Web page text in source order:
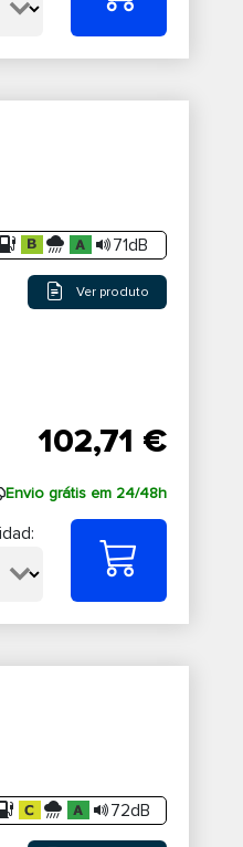
71dB
Ver produto
102,71 €
Envio grátis em 24/48h
72dB